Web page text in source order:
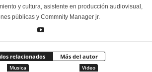
y cultura, asistente en producción audiovisual,
públicas y Commnity Manager jr.
relacionados Más del autor
Musica Video